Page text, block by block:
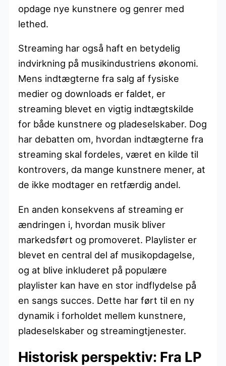
opdage nye kunstnere og genrer med
lethed.
Streaming har også haft en betydelig
indvirkning på musikindustriens økonomi.
Mens indtægterne fra salg af fysiske
medier og downloads er faldet, er
streaming blevet en vigtig indtægtskilde
for både kunstnere og pladeselskaber. Dog
har debatten om, hvordan indtægterne fra
streaming skal fordeles, været en kilde til
kontrovers, da mange kunstnere mener, at
de ikke modtager en retfærdig andel.
En anden konsekvens af streaming er
ændringen i, hvordan musik bliver
markedsført og promoveret. Playlister er
blevet en central del af musikopdagelse,
og at blive inkluderet på populære
playlister kan have en stor indflydelse på
en sangs succes. Dette har ført til en ny
dynamik i forholdet mellem kunstnere,
pladeselskaber og streamingtjenester.
Historisk perspektiv: Fra LP